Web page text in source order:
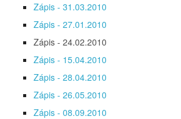
Zápis - 31.03.2010
Zápis - 27.01.2010
Zápis - 24.02.2010
Zápis - 15.04.2010
Zápis - 28.04.2010
Zápis - 26.05.2010
Zápis - 08.09.2010